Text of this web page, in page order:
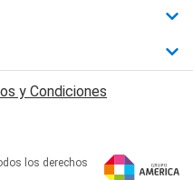
y Condiciones
los derechos